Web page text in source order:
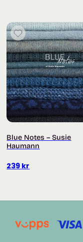
Blue Notes – Susie
Haumann
239 kr